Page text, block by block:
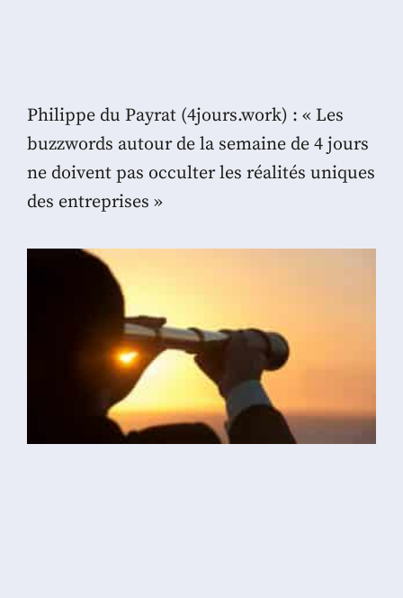
Philippe du Payrat (4jours.work) : « Les
buzzwords autour de la semaine de 4 jours
ne doivent pas occulter les réalités uniques
des entreprises »